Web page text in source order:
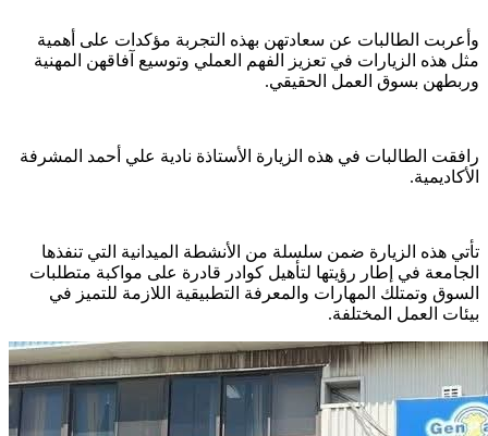
وأعربت الطالبات عن سعادتهن بهذه التجربة مؤكدات على أهمية
مثل هذه الزيارات في تعزيز الفهم العملي وتوسيع آفاقهن المهنية
وربطهن بسوق العمل الحقيقي.
رافقت الطالبات في هذه الزيارة الأستاذة نادية علي أحمد المشرفة
الأكاديمية.
تأتي هذه الزيارة ضمن سلسلة من الأنشطة الميدانية التي تنفذها
الجامعة في إطار رؤيتها لتأهيل كوادر قادرة على مواكبة متطلبات
السوق وتمتلك المهارات والمعرفة التطبيقية اللازمة للتميز في
بيئات العمل المختلفة.